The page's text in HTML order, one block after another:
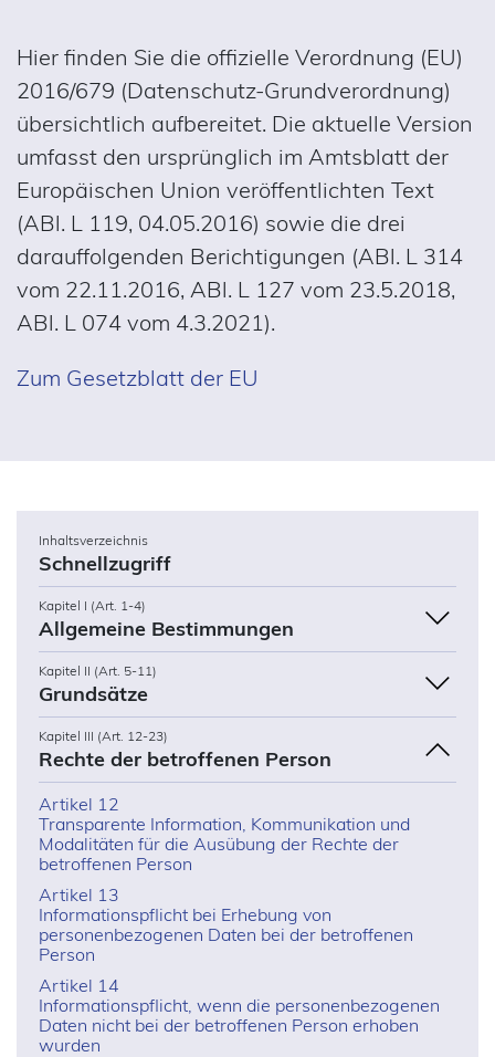
Hier finden Sie die offizielle Verordnung (EU)
2016/679 (Datenschutz-Grundverordnung)
übersichtlich aufbereitet. Die aktuelle Version
umfasst den ursprünglich im Amtsblatt der
Europäischen Union veröffentlichten Text
(ABl. L 119, 04.05.2016) sowie die drei
darauffolgenden Berichtigungen (ABl. L 314
vom 22.11.2016, ABl. L 127 vom 23.5.2018,
ABl. L 074 vom 4.3.2021).
Zum Gesetzblatt der EU
Inhaltsverzeichnis
Schnellzugriff
Kapitel I (Art. 1-4)
Allgemeine Bestimmungen
Kapitel II (Art. 5-11)
Grundsätze
Kapitel III (Art. 12-23)
Rechte der betroffenen Person
Artikel 12
Transparente Information, Kommunikation und
Modalitäten für die Ausübung der Rechte der
betroffenen Person
Artikel 13
Informationspflicht bei Erhebung von
personenbezogenen Daten bei der betroffenen
Person
Artikel 14
Informationspflicht, wenn die personenbezogenen
Daten nicht bei der betroffenen Person erhoben
wurden